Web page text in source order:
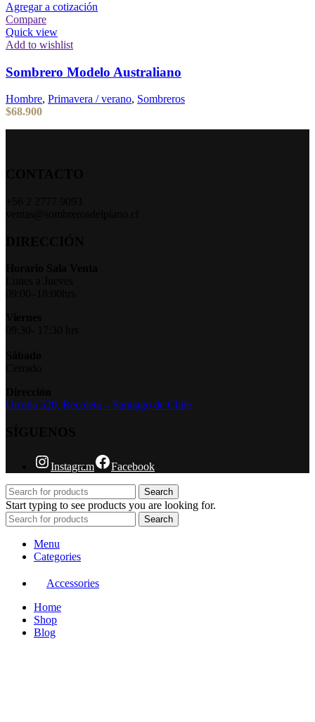
Agregar a cotización
Compare
Quick view
Add to wishlist
Sombrero Modelo Australiano
Hombre, Primavera / verano, Sombreros
$68.900
Urrutia 520, Recoleta – Santiago de Chile
Instagram Facebook
Search
Start typing to see products you are looking for.
Search
Menu
Categories
Accessories
Home
Shop
Blog